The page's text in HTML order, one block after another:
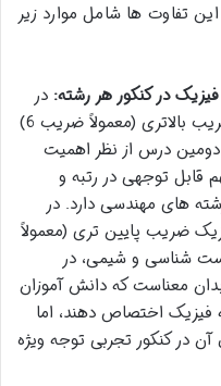
تفاوت ها شامل موارد زیر
در کنکور هر رشته: در
کنکور رشته ریاضی، فیزیک از ضریب بالاتری (معمولاً ضریب 6)
درس از نظر اهمیت
توجهی در رتبه و
های مهندسی دارد. در
ضریب پایین تری (معمولاً
از زیست شناسی و شیمی، در
معناست که دانش آموزان
فیزیک اختصاص دهند، اما
آن در کنکور تجربی توجه ویژه